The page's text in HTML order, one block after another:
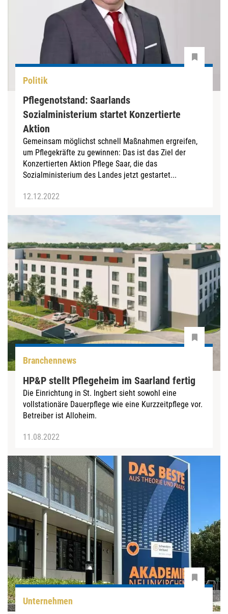
Politik
Pflegenotstand: Saarlands
Sozialministerium startet Konzertierte
Aktion
Gemeinsam möglichst schnell Maßnahmen ergreifen,
um Pflegekräfte zu gewinnen: Das ist das Ziel der
Konzertierten Aktion Pflege Saar, die das
Sozialministerium des Landes jetzt gestartet...
12.12.2022
Branchennews
HP&P stellt Pflegeheim im Saarland fertig
Die Einrichtung in St. Ingbert sieht sowohl eine
vollstationäre Dauerpflege wie eine Kurzzeitpflege vor.
Betreiber ist Alloheim.
11.08.2022
Unternehmen